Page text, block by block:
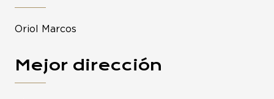
Oriol Marcos
Mejor dirección